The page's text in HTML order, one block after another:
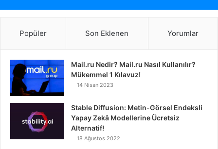
Popüler Son Eklenen Yorumlar
Mail.ru Nedir? Mail.ru Nasıl Kullanılır?
Mükemmel 1 Kılavuz!
14 Nisan 2023
Stable Diffusion: Metin-Görsel Endeksli
Yapay Zekâ Modellerine Ücretsiz
Alternatif!
18 Ağustos 2022